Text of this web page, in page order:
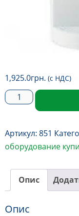
1,925.0грн. (с НДС)
Кулер
настольный
CH
D120E
кількість
Артикул: 851
оборудование
Опис
Опис